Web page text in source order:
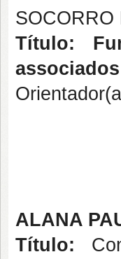
SOCORRO
Título:
ALANA
Título: